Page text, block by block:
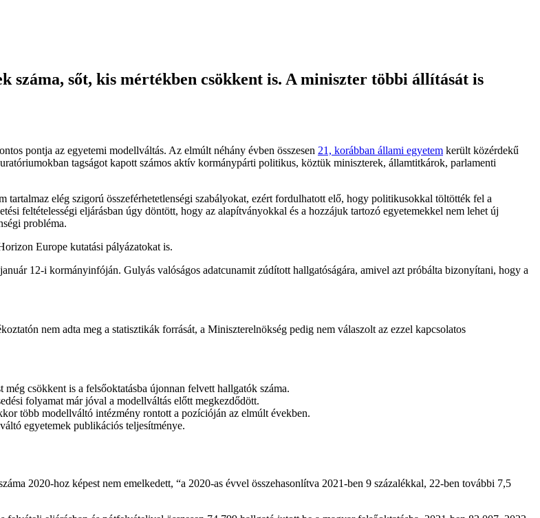
száma, sőt, kis mértékben csökkent is. A miniszter többi állítását is
pontja az egyetemi modellváltás. Az elmúlt néhány évben összesen 21, korábban állami egyetem került közérdekű
tagságot kapott számos aktív kormánypárti politikus, köztük miniszterek, államtitkárok, parlamenti
elég szigorú összeférhetetlenségi szabályokat, ezért fordulhatott elő, hogy politikusokkal töltötték fel a
feltételességi eljárásban úgy döntött, hogy az alapítványokkal és a hozzájuk tartozó egyetemekkel nem lehet új
probléma.
Europe kutatási pályázatokat is.
12-i kormányinfóján. Gulyás valóságos adatcunamit zúdított hallgatóságára, amivel azt próbálta bizonyítani, hogy a
nem adta meg a statisztikák forrását, a Miniszterelnökség pedig nem válaszolt az ezzel kapcsolatos
csökkent is a felsőoktatásba újonnan felvett hallgatók száma.
folyamat már jóval a modellváltás előtt megkezdődött.
több modellváltó intézmény rontott a pozícióján az elmúlt években.
egyetemek publikációs teljesítménye.
2020-hoz képest nem emelkedett, “a 2020-as évvel összehasonlítva 2021-ben 9 százalékkal, 22-ben további 7,5